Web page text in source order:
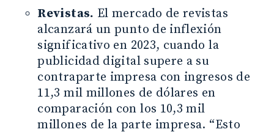
Revistas. El mercado de revistas
alcanzará un punto de inflexión
significativo en 2023, cuando la
publicidad digital supere a su
contraparte impresa con ingresos de
11,3 mil millones de dólares en
comparación con los 10,3 mil
millones de la parte impresa. “Esto